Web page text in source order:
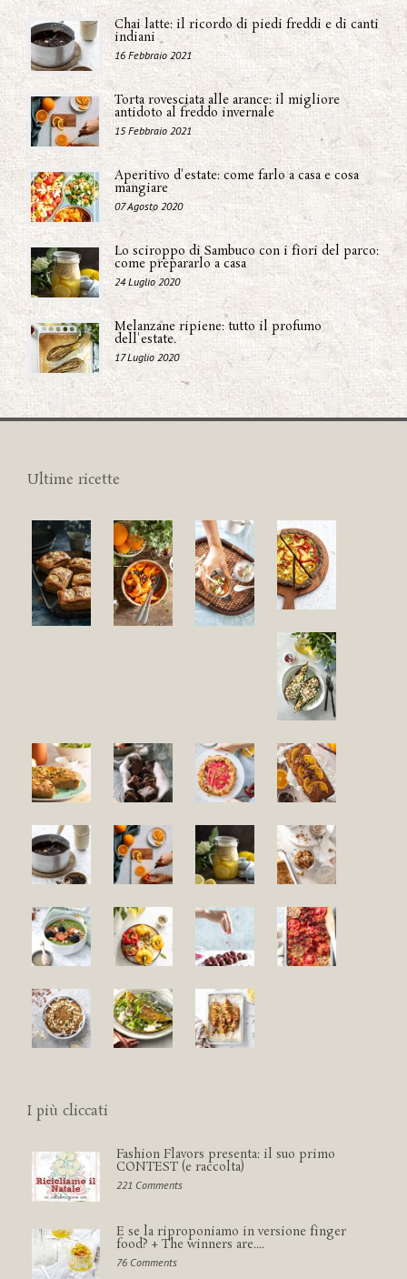
Chai latte: il ricordo di piedi freddi e di canti
indiani
16 Febbraio 2021
Torta rovesciata alle arance: il migliore
antidoto al freddo invernale
15 Febbraio 2021
Aperitivo d'estate: come farlo a casa e cosa
mangiare
07 Agosto 2020
Lo sciroppo di Sambuco con i fiori del parco:
come prepararlo a casa
24 Luglio 2020
Melanzane ripiene: tutto il profumo
dell'estate.
17 Luglio 2020
Ultime ricette
I più cliccati
Fashion Flavors presenta: il suo primo
CONTEST (e raccolta)
221 Comments
E se la riproponiamo in versione finger
food? + The winners are....
76 Comments